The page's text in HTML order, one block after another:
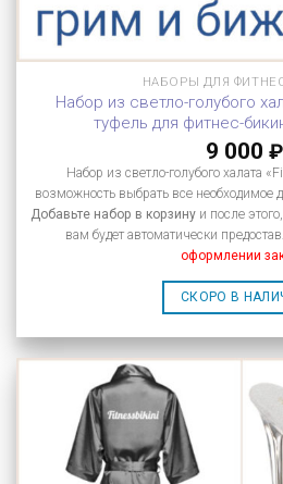
НАБОРЫ ДЛЯ
Набор из светло-голубого
туфель для фитнес-
9 000 ₽
Набор из светло-голубого халата
возможность выбрать все необходимое
Добавьте набор в корзину и после
вам будет автоматически
оформлении
СКОРО В